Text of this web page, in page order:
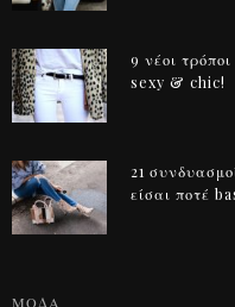
9 νέοι
sexy & chic!
21
είσαι ποτέ
ΜΟΔΑ